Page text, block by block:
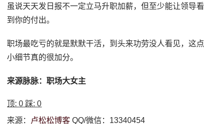
虽说天天发日报不一定立马升职加薪，但至少能让领导看
到你的付出。
职场最吃亏的就是默默干活，到头来功劳没人看见，这点
小细节真的很加分。
来源脉脉：职场大女主
顶:0 踩:0
来源： 卢松松博客 QQ/微信：13340454